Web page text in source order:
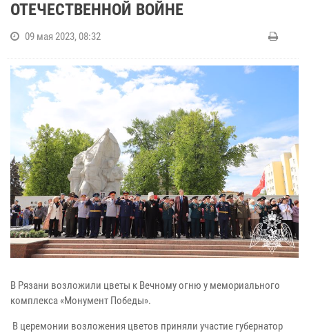
ОТЕЧЕСТВЕННОЙ ВОЙНЕ
09 мая 2023, 08:32
В Рязани возложили цветы к Вечному огню у мемориального
комплекса «Монумент Победы».
В церемонии возложения цветов приняли участие губернатор